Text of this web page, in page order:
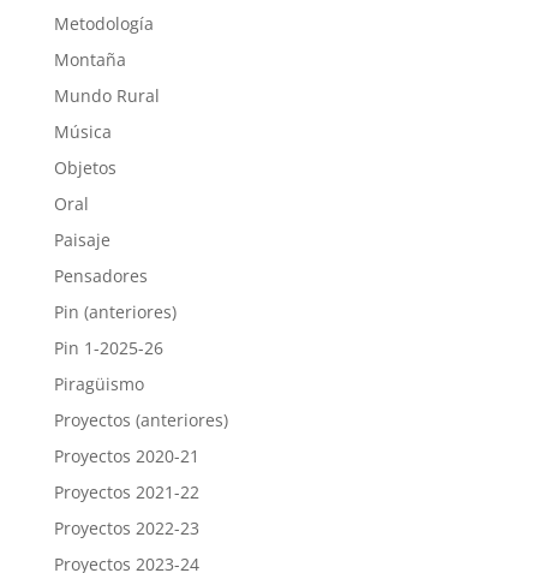
Metodología
Montaña
Mundo Rural
Música
Objetos
Oral
Paisaje
Pensadores
Pin (anteriores)
Pin 1-2025-26
Piragüismo
Proyectos (anteriores)
Proyectos 2020-21
Proyectos 2021-22
Proyectos 2022-23
Proyectos 2023-24